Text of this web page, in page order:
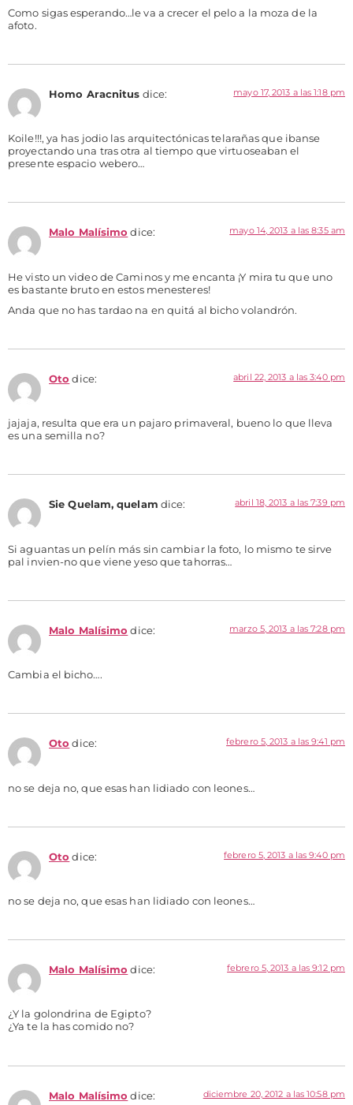
Como sigas esperando…le va a crecer el pelo a la moza de la
afoto.
Homo Aracnitus dice: mayo 17, 2013 a las 1:18 pm
Koile!!!, ya has jodio las arquitectónicas telarañas que ibanse
proyectando una tras otra al tiempo que virtuoseaban el
presente espacio webero…
Malo Malísimo dice: mayo 14, 2013 a las 8:35 am
He visto un video de Caminos y me encanta ¡Y mira tu que uno
es bastante bruto en estos menesteres!
Anda que no has tardao na en quitá al bicho volandrón.
Oto dice: abril 22, 2013 a las 3:40 pm
jajaja, resulta que era un pajaro primaveral, bueno lo que lleva
es una semilla no?
Sie Quelam, quelam dice: abril 18, 2013 a las 7:39 pm
Si aguantas un pelín más sin cambiar la foto, lo mismo te sirve
pal invien-no que viene yeso que tahorras…
Malo Malísimo dice: marzo 5, 2013 a las 7:28 pm
Cambia el bicho….
Oto dice: febrero 5, 2013 a las 9:41 pm
no se deja no, que esas han lidiado con leones…
Oto dice: febrero 5, 2013 a las 9:40 pm
no se deja no, que esas han lidiado con leones…
Malo Malísimo dice: febrero 5, 2013 a las 9:12 pm
¿Y la golondrina de Egipto?
¿Ya te la has comido no?
Malo Malísimo dice: diciembre 20, 2012 a las 10:58 pm